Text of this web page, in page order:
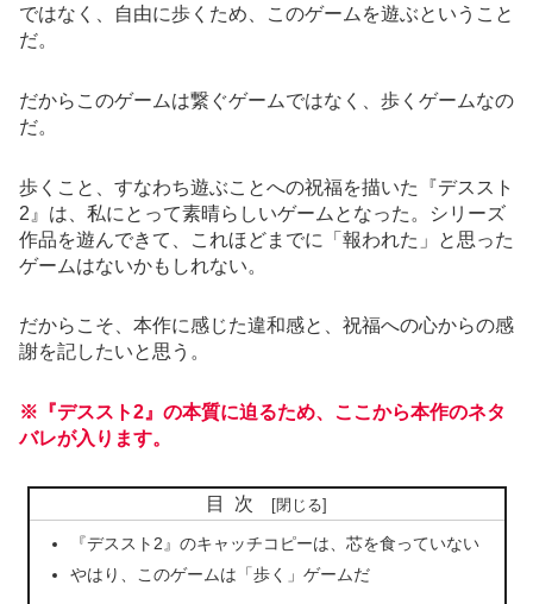
ではなく、自由に歩くため、このゲームを遊ぶということ
だ。
だからこのゲームは繋ぐゲームではなく、歩くゲームなの
だ。
歩くこと、すなわち遊ぶことへの祝福を描いた『デススト
2』は、私にとって素晴らしいゲームとなった。シリーズ
作品を遊んできて、これほどまでに「報われた」と思った
ゲームはないかもしれない。
だからこそ、本作に感じた違和感と、祝福への心からの感
謝を記したいと思う。
※『デススト2』の本質に迫るため、ここから本作のネタ
バレが入ります。
目次
『デススト2』のキャッチコピーは、芯を食っていない
やはり、このゲームは「歩く」ゲームだ